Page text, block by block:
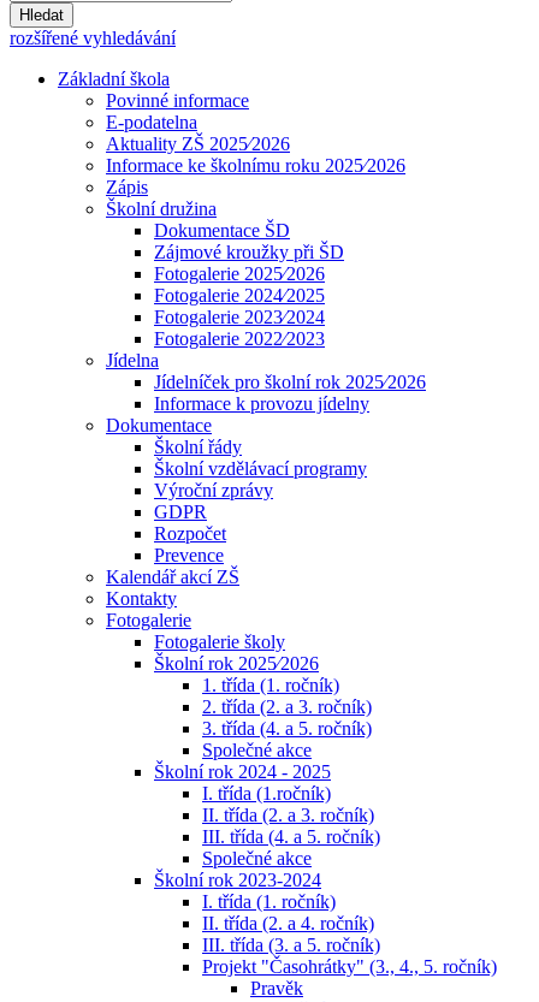
Hledat
rozšířené vyhledávání
Základní škola
Povinné informace
E-podatelna
Aktuality ZŠ 2025⁄2026
Informace ke školnímu roku 2025⁄2026
Zápis
Školní družina
Dokumentace ŠD
Zájmové kroužky při ŠD
Fotogalerie 2025⁄2026
Fotogalerie 2024⁄2025
Fotogalerie 2023⁄2024
Fotogalerie 2022⁄2023
Jídelna
Jídelníček pro školní rok 2025⁄2026
Informace k provozu jídelny
Dokumentace
Školní řády
Školní vzdělávací programy
Výroční zprávy
GDPR
Rozpočet
Prevence
Kalendář akcí ZŠ
Kontakty
Fotogalerie
Fotogalerie školy
Školní rok 2025⁄2026
1. třída (1. ročník)
2. třída (2. a 3. ročník)
3. třída (4. a 5. ročník)
Společné akce
Školní rok 2024 - 2025
I. třída (1.ročník)
II. třída (2. a 3. ročník)
III. třída (4. a 5. ročník)
Společné akce
Školní rok 2023-2024
I. třída (1. ročník)
II. třída (2. a 4. ročník)
III. třída (3. a 5. ročník)
Projekt "Časohrátky" (3., 4., 5. ročník)
Pravěk